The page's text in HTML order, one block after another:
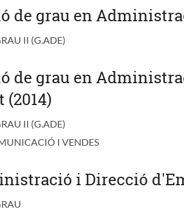
de grau en
II (G.ADE)
de grau en
II (G.ADE)
I VENDES
i Direcció